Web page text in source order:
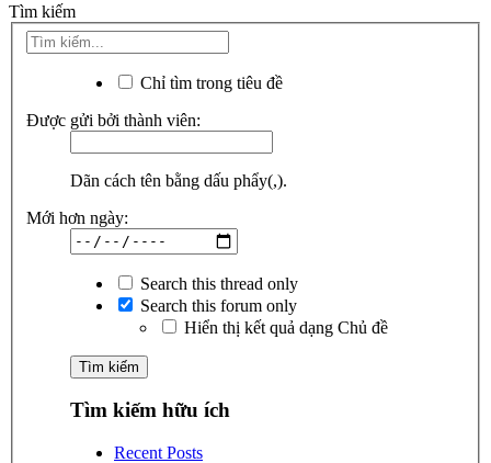
Tìm kiếm
Chỉ tìm trong tiêu đề
Được gửi bởi thành viên:
Dãn cách tên bằng dấu phẩy(,).
Mới hơn ngày:
Search this thread only
Search this forum only
Hiển thị kết quả dạng Chủ đề
Tìm kiếm hữu ích
Recent Posts